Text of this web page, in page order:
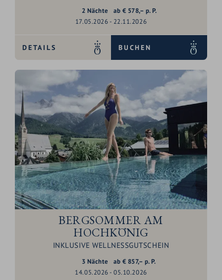
2 Nächte
17.05.2026 - 22.11.2026
ab € 578,– p. P.
DETAILS BUCHEN
BERGSOMMER AM
HOCHKÖNIG
INKLUSIVE WELLNESSGUTSCHEIN
3 Nächte
14.05.2026 - 05.10.2026
ab € 857,– p. P.